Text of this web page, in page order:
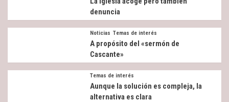
denuncia
Noticias Temas de interés
A propósito del «sermón de
Cascante»
Temas de interés
Aunque la solución es compleja, la
alternativa es clara